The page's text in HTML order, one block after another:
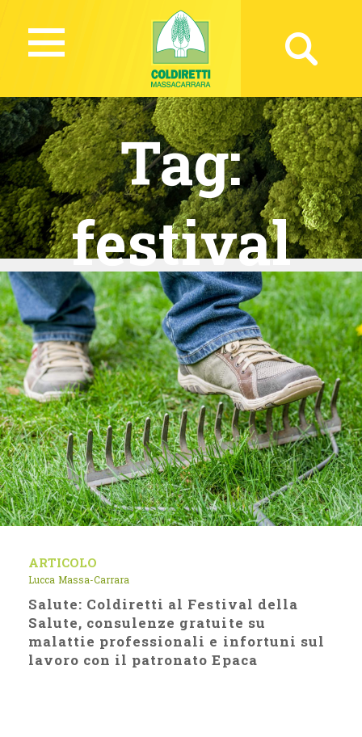
Tag:
festival
ARTICOLO
Lucca Massa-Carrara
Salute: Coldiretti al Festival della
Salute, consulenze gratuite su
malattie professionali e infortuni sul
lavoro con il patronato Epaca